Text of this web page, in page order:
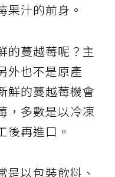
果汁的前身。
的蔓越莓呢？主
外也不是原產
鮮的蔓越莓機會
，多數是以冷凍
後再進口。
是以包裝飲料、